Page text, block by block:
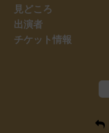
見どころ
出演者
チケット情報